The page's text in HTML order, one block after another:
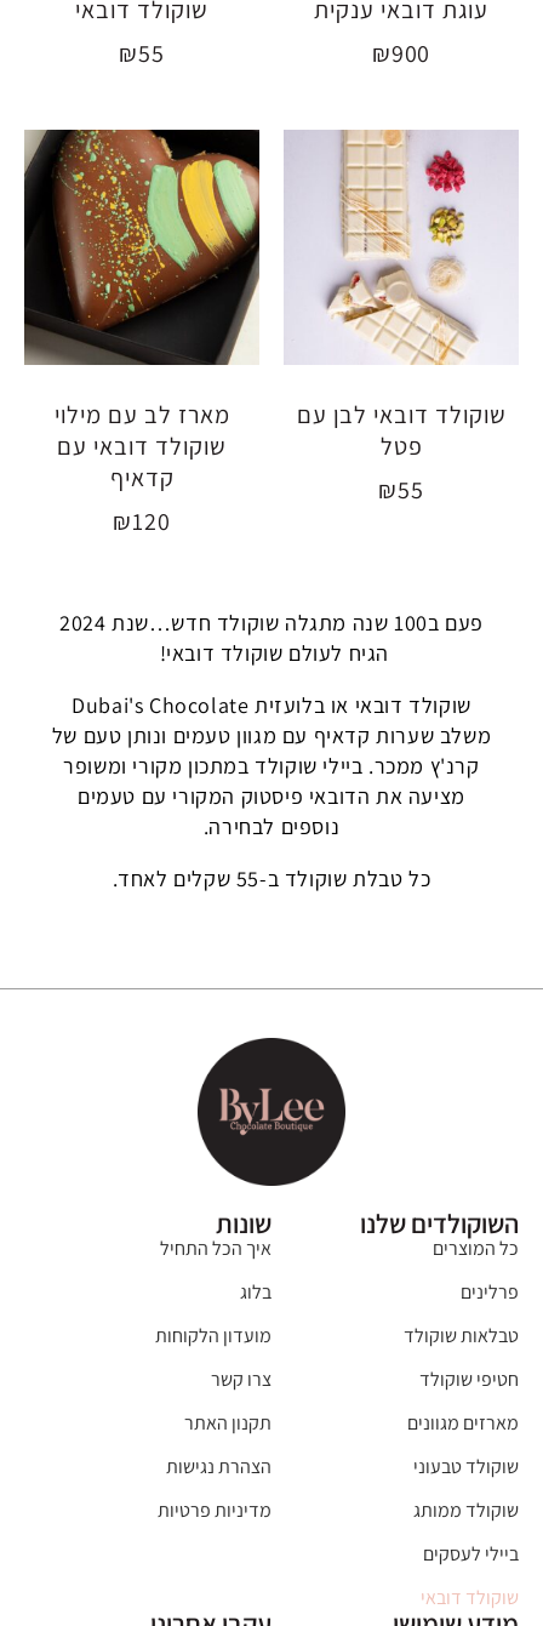
עוגת דובאי ענקית
₪900
מארז לב עם מילוי
שוקולד דובאי עם
קדאיף
₪120
שוקולד דובאי
₪55
שוקולד דובאי לבן עם
פטל
₪55
פעם ב100 שנה מתגלה שוקולד חדש…שנת 2024
הגיח לעולם שוקולד דובאי!
שוקולד דובאי או בלועזית Dubai's Chocolate
משלב שערות קדאיף עם מגוון טעמים ונותן טעם של
קרנ'ץ ממכר. ביילי שוקולד במתכון מקורי ומשופר
מציעה את הדובאי פיסטוק המקורי עם טעמים
נוספים לבחירה.
כל טבלת שוקולד ב-55 שקלים לאחד.
השוקולדים שלנו
כל המוצרים
פרלינים
טבלאות שוקולד
חטיפי שוקולד
מארזים מגוונים
שוקולד טבעוני
שוקולד ממותג
ביילי לעסקים
שוקולד דובאי
שונות
איך הכל התחיל
בלוג
מועדון הלקוחות
צרו קשר
תקנון האתר
הצהרת נגישות
מדיניות פרטיות